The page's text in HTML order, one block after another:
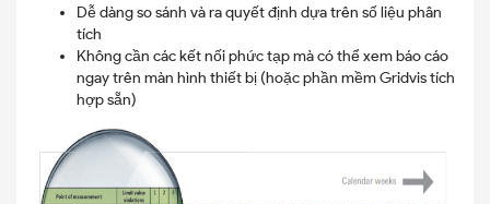
Dễ dàng so sánh và ra quyết định dựa trên số liệu phân
tích
Không cần các kết nối phức tạp mà có thể xem báo cáo
ngay trên màn hình thiết bị (hoặc phần mềm Gridvis tích
hợp sẵn)